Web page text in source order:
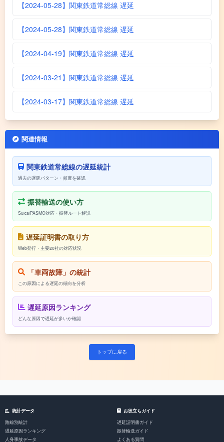
【2024-05-28】関東鉄道常総線 遅延
【2024-05-28】関東鉄道常総線 遅延
【2024-04-19】関東鉄道常総線 遅延
【2024-03-21】関東鉄道常総線 遅延
【2024-03-17】関東鉄道常総線 遅延
関連情報
関東鉄道常総線の遅延統計
過去の遅延パターン・頻度を確認
振替輸送の使い方
Suica/PASMO対応・振替ルート解説
遅延証明書の取り方
Web発行・主要20社の対応状況
「車両故障」の統計
この原因による遅延の傾向を分析
遅延原因ランキング
どんな原因で遅延が多いか確認
トップに戻る
統計データ
路線別統計
遅延原因ランキング
人身事故データ
お役立ちガイド
遅延証明書ガイド
振替輸送ガイド
よくある質問